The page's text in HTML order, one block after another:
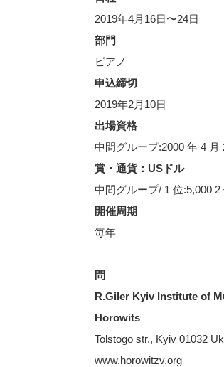
2019年4月16日〜24日
部門
ピアノ
申込締切
2019年2月10日
出場資格
中間グループ:2000 年 4
賞・通貨：USドル
中間グループ/ 1 位:5,000
開催周期
毎年
問
R.Giler Kyiv Institute of
Horowits
Tolstogo str., Kyiv 01032
www.horowitzv.org